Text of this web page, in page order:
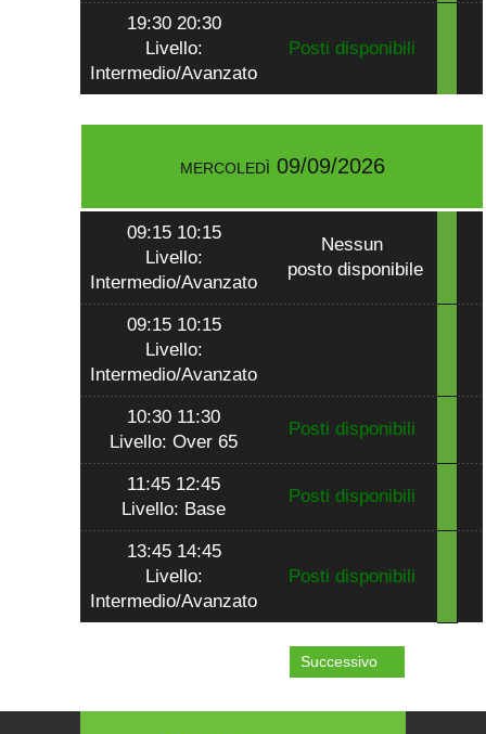
19:30 20:30
Livello:
Intermedio/Avanzato
Posti disponibili
mercoledì 09/09/2026
09:15 10:15
Livello:
Intermedio/Avanzato
Nessun
posto disponibile
09:15 10:15
Livello:
Intermedio/Avanzato
10:30 11:30
Livello: Over 65
Posti disponibili
11:45 12:45
Livello: Base
Posti disponibili
13:45 14:45
Livello:
Intermedio/Avanzato
Posti disponibili
Successivo